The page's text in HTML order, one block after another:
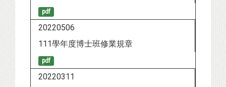
pdf
20220506
111學年度博士班修業規章
pdf
20220311